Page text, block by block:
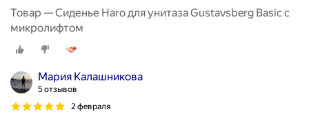
Товар — Сиденье Haro для унитаза Gustavsberg Basic с
микролифтом
Мария Калашникова
5 отзывов
2 февраля